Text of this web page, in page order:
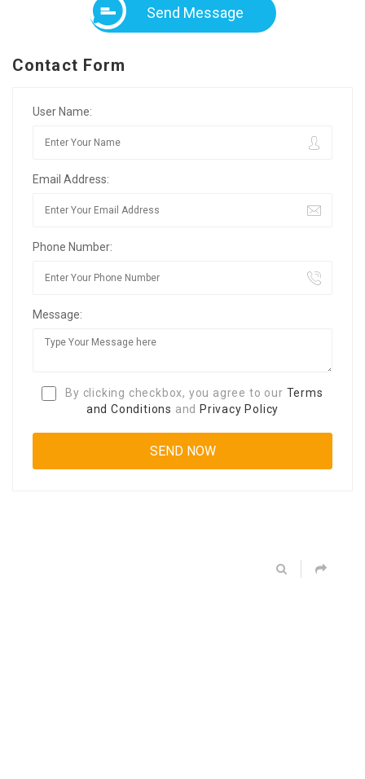
Send Message
Contact Form
User Name:
Email Address:
Phone Number:
Message:
By clicking checkbox, you agree to our Terms
and Conditions and Privacy Policy